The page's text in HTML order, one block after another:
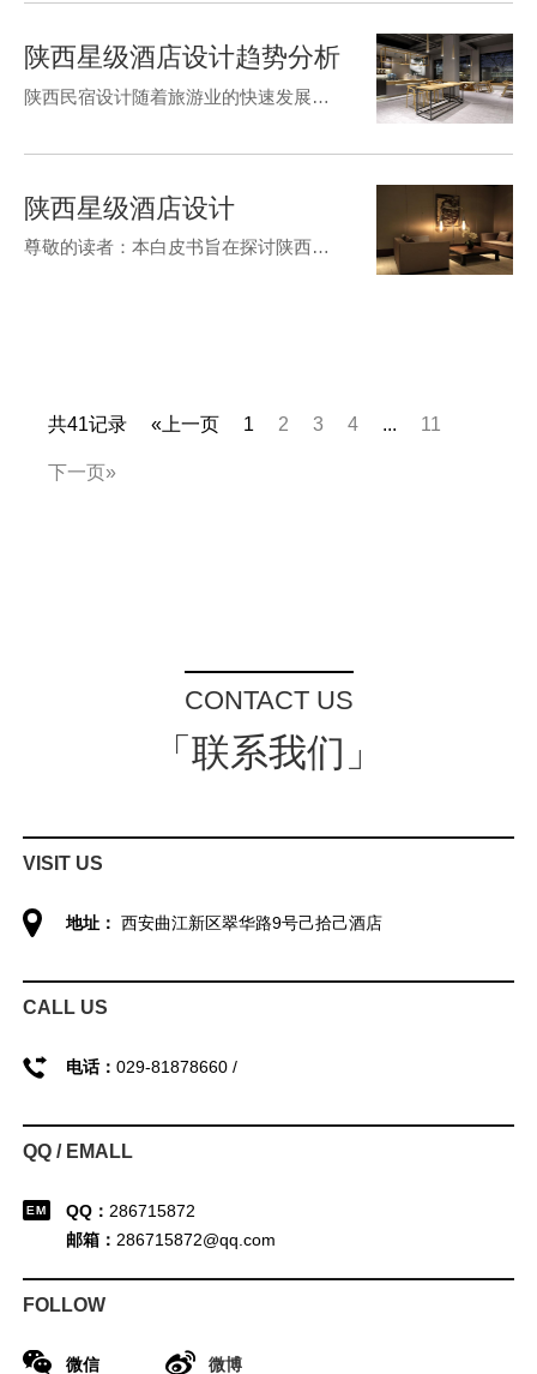
陕西星级酒店设计趋势分析
陕西民宿设计随着旅游业的快速发展，人们对于酒店住宿的需求与日俱增。作为陕西省的旅游重镇，酒店的数量也不断增多，而在设计方面也有了更高的要求。本文将对陕西..酒店设计趋势进行分析。首先，环保和可持续性是...…
陕西星级酒店设计
尊敬的读者：本白皮书旨在探讨陕西酒店设计的相关问题，包括设计理念、空间布局、景观设计和材料选择等方面。我们希望通过对这些问题的深入研究和分析，为陕西酒店的设计提供有价值的参考。一、设计理念陕西作为一个.…
共41记录 «上一页 1 2 3 4 ... 11
下一页»
CONTACT US
「联系我们」
VISIT US
地址： 西安曲江新区翠华路9号己拾己酒店
CALL US
电话： 029-81878660 /
QQ / EMALL
QQ： 286715872
邮箱： 286715872@qq.com
FOLLOW
微信 微博